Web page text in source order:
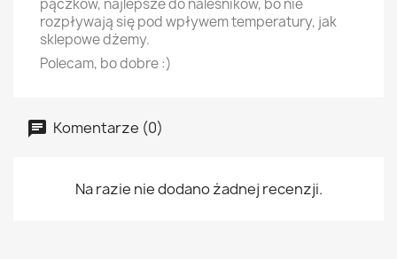
rozpływają się pod wpływem temperatury, jak
sklepowe dżemy.
Polecam, bo dobre :)
Komentarze (0)
Na razie nie dodano żadnej recenzji.